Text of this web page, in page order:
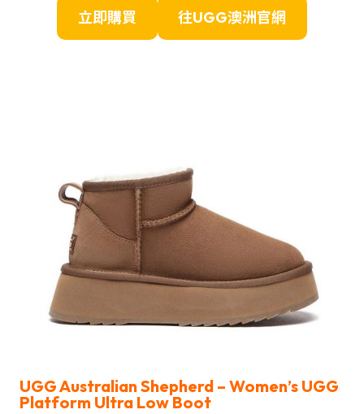
立即購買 往UGG澳洲官網
UGG Australian Shepherd – Women’s UGG
Platform Ultra Low Boot